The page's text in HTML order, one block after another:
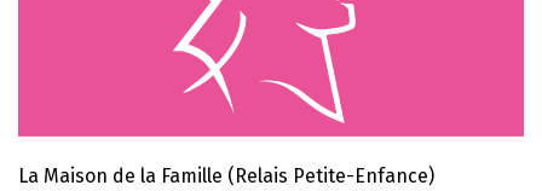
La Maison de la Famille (Relais Petite-Enfance)